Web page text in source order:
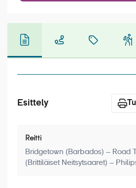
Meistä
Esittely
Reitti
Bridgetown (Barbados) – Road
(Brittiläiset Neitsytsaaret) –